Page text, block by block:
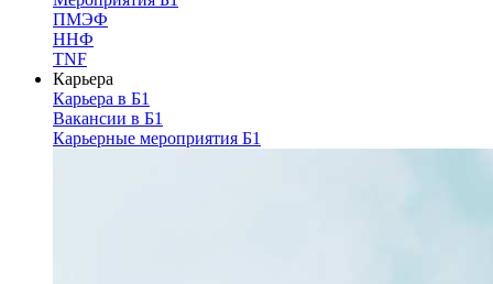
ПМЭФ
ННФ
TNF
Карьера
Карьера в Б1
Вакансии в Б1
Карьерные мероприятия Б1